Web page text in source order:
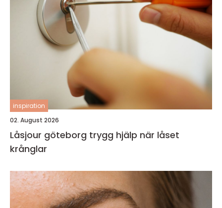
inspiration
02. August 2026
Låsjour göteborg trygg hjälp när låset
krånglar